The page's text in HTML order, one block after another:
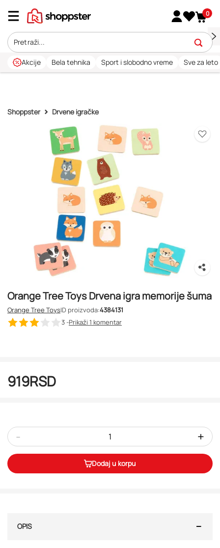
0
Akcije Bela tehnika Sport i slobodno vreme Sve za leto
Shoppster Drvene igračke
Orange Tree Toys Drvena igra memorije šuma
Orange Tree ToysID proizvoda:4384131
3 -Prikaži 1 komentar
919RSD
- +
Dodaj u korpu
OPIS